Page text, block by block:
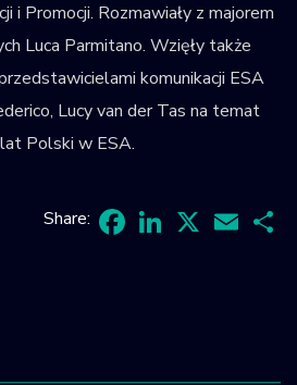
i Promocji. Rozmawiały z majorem
Luca Parmitano. Wzięły także
komunikacji ESA
Lucy van der Tas na temat
Polski w ESA.
Share: